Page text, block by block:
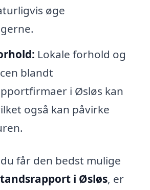
øge
Lokale forhold og
blandt
i Øsløs kan
også kan påvirke
får den bedst mulige
i Øsløs, er